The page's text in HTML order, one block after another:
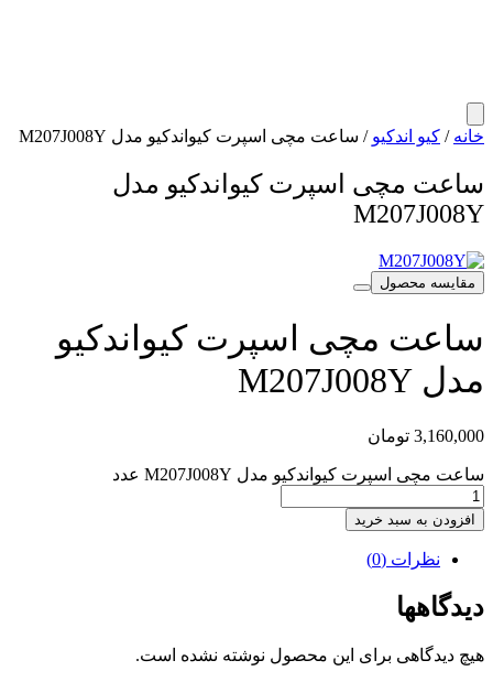
خانه / کیو اندکیو / ساعت مچی اسپرت کیواندکیو مدل M207J008Y
ساعت مچی اسپرت کیواندکیو مدل
M207J008Y
مقایسه محصول
ساعت مچی اسپرت کیواندکیو
مدل M207J008Y
3,160,000 تومان
ساعت مچی اسپرت کیواندکیو مدل M207J008Y عدد
افزودن به سبد خرید
نظرات (0)
دیدگاهها
هیچ دیدگاهی برای این محصول نوشته نشده است.